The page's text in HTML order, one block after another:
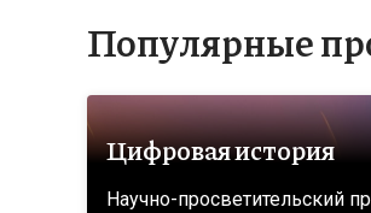
Популярные
Цифровая история
Научно-просветительский